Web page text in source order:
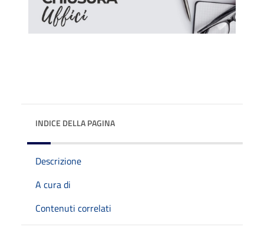
INDICE DELLA PAGINA
Descrizione
A cura di
Contenuti correlati